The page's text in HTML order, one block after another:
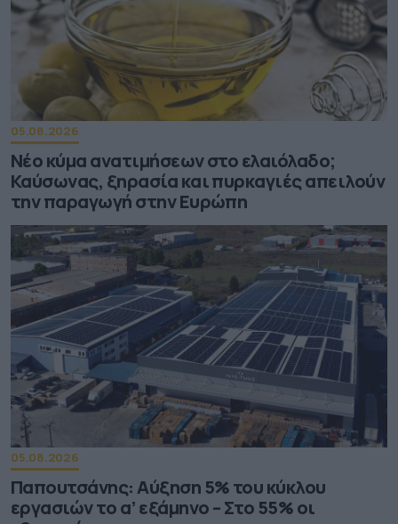
05.08.2026
Νέο κύμα ανατιμήσεων στο ελαιόλαδο;
Καύσωνας, ξηρασία και πυρκαγιές απειλούν
την παραγωγή στην Ευρώπη
05.08.2026
Παπουτσάνης: Αύξηση 5% του κύκλου
εργασιών το α’ εξάμηνο – Στο 55% οι